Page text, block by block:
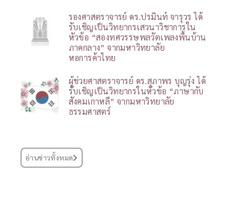
รองศาสตราจารย์ ดร.ปรมินท์ จารุวร ได้
รับเชิญเป็นวิทยากรเสวนาวิชาการใน
หัวข้อ “สองทศวรรษพลวัตเพลงพื้นบ้าน
ภาคกลาง” จากมหาวิทยาลัย
หอการค้าไทย
ผู้ช่วยศาสตราจารย์ ดร.สุภาพร บุญรุ่ง ได้
รับเชิญเป็นวิทยากรในหัวข้อ “ภาษากับ
สังคมเกาหลี” จากมหาวิทยาลัย
ธรรมศาสตร์
อ่านข่าวทั้งหมด